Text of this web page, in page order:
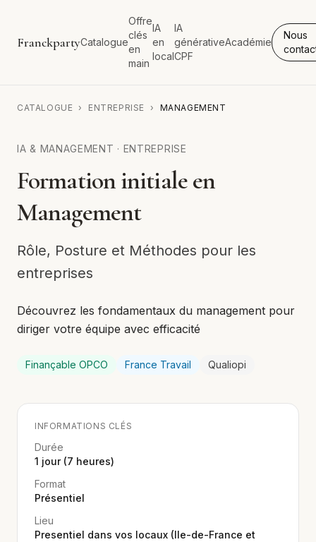
FranckpartyCatalogue
Offre
clés
en
main
IA
en
local
IA
générative
CPF
Académie
Nous
CATALOGUE › ENTREPRISE › MANAGEMENT
IA & MANAGEMENT · ENTREPRISE
Formation initiale en
Management
Rôle, Posture et Méthodes pour les
entreprises
Découvrez les fondamentaux du management pour
diriger votre équipe avec efficacité
Finançable OPCO France Travail Qualiopi
INFORMATIONS CLÉS
Durée
1 jour (7 heures)
Format
Présentiel
Lieu
Presentiel dans vos locaux (Ile-de-France et